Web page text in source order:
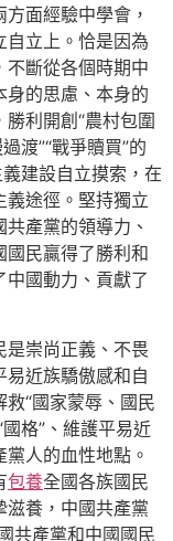
面經驗中學會，
自立上。恰是因為
不斷從各個時期中
身的思慮、本身的
勝利開創“農村包圍
渡”“戰爭贖買”的
建設自立摸索，在
義途徑。堅持獨立
產黨的領導力、
國民贏得了勝利和
國動力、貢獻了
是崇尚正義、不畏
近族驕傲感和自
“國家蒙辱、國民
格”、維護平易近
人的血性地點。
包養全國各族國民
滋養，中國共產黨
共產黨和中國國民